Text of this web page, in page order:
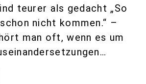
teurer als gedacht „So
nicht kommen.“ –
man oft, wenn es um